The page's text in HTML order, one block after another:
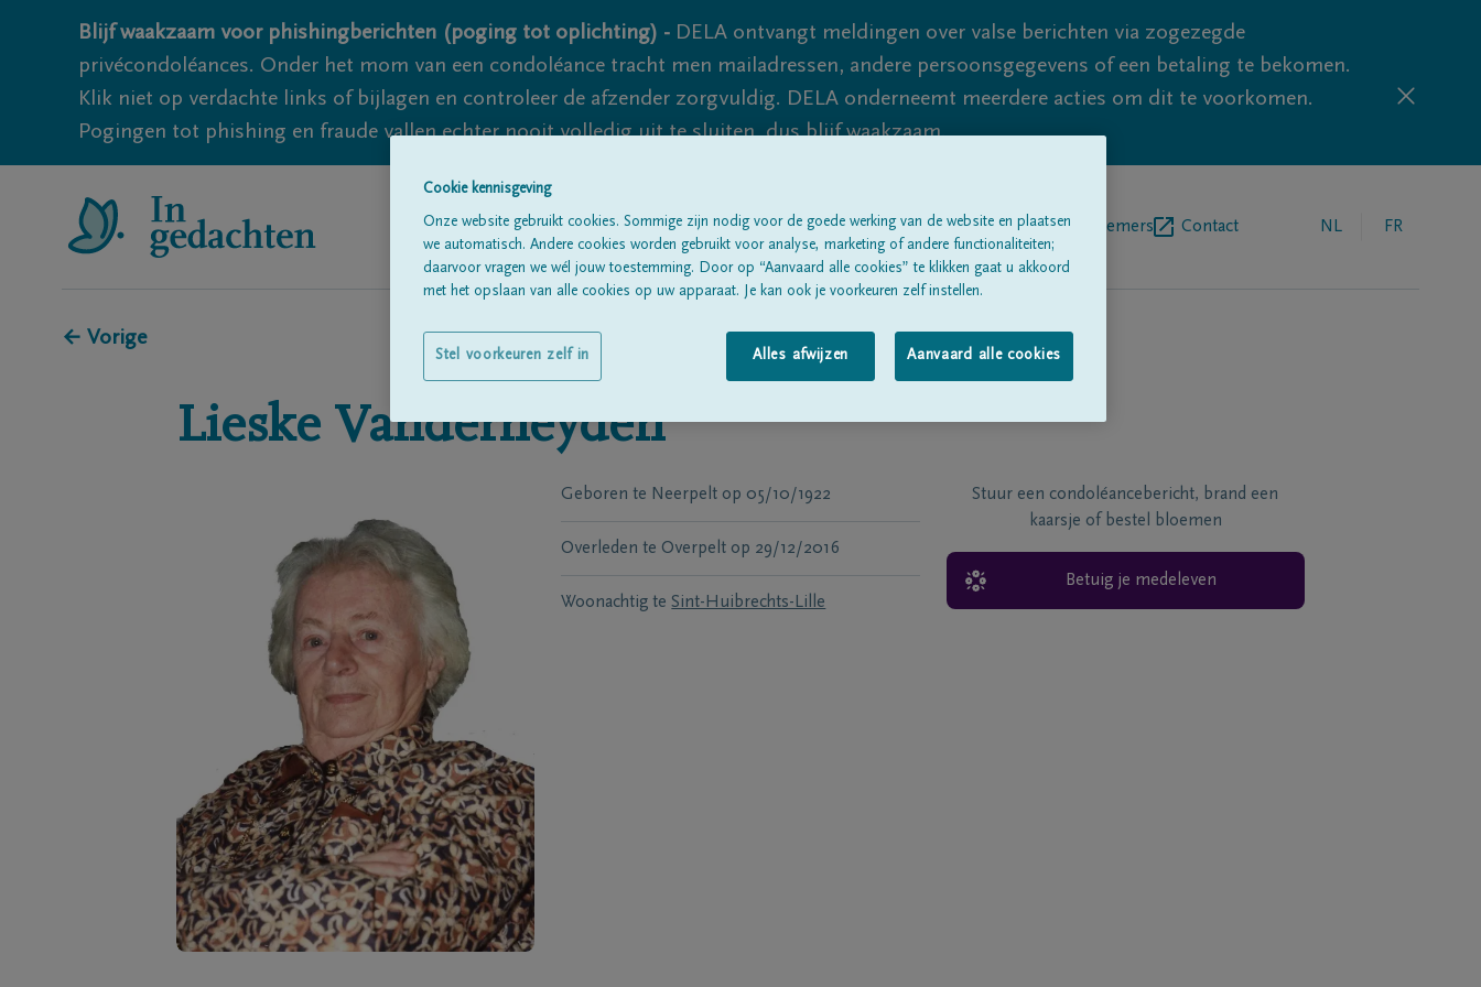
Blijf waakzaam voor phishingberichten (poging tot oplichting) - DELA ontvangt meldingen over valse berichten via zogezegde
privécondoléances. Onder het mom van een condoléance tracht men mailadressen, andere persoonsgegevens of een betaling te bekomen.
Klik niet op verdachte links of bijlagen en controleer de afzender zorgvuldig. DELA onderneemt meerdere acties om dit te voorkomen.
Pogingen tot phishing en fraude vallen echter nooit volledig uit te sluiten, dus blijf waakzaam.
Alle rouwberichtenOver onsBegrafenisondernemers Contact NL FR
← Vorige
Lieske Vanderheyden
Geboren te Neerpelt op 05/10/1922
Overleden te Overpelt op 29/12/2016
Woonachtig te Sint-Huibrechts-Lille
Stuur een condoléancebericht, brand een
kaarsje of bestel bloemen
Betuig je medeleven
Cookie kennisgeving
Onze website gebruikt cookies. Sommige zijn nodig voor de goede werking van de website en plaatsen
we automatisch. Andere cookies worden gebruikt voor analyse, marketing of andere functionaliteiten;
daarvoor vragen we wél jouw toestemming. Door op “Aanvaard alle cookies” te klikken gaat u akkoord
met het opslaan van alle cookies op uw apparaat. Je kan ook je voorkeuren zelf instellen.
Alles afwijzen Aanvaard alle cookies
Stel voorkeuren zelf in